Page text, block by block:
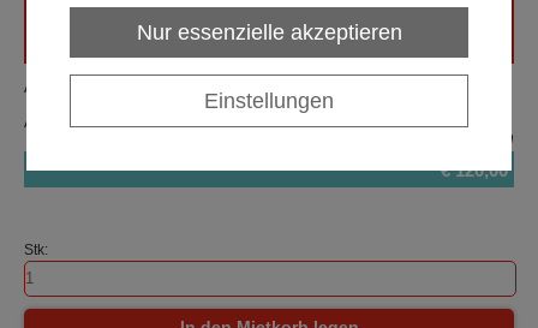
Artikelnummer:
Alle Mietpreise gültig 1 bis 5 Tage, zzgl. MwSt.
zzgl. Versandkosten
€ 120,00
Stk:
Nur essenzielle akzeptieren
Einstellungen